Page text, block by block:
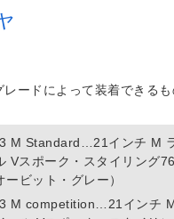
レードによって装着できるも
M Standard…21インチ M
Vスポーク・スタイリング
ービット・グレー）
M competition…21インチ